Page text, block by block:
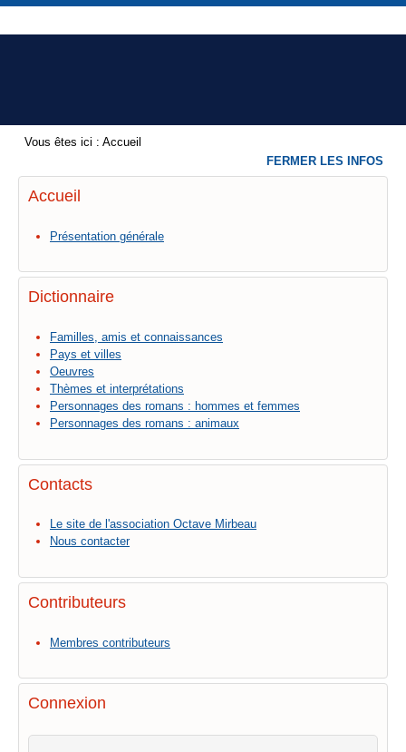
Vous êtes ici : Accueil
Accueil
Présentation générale
Dictionnaire
Familles, amis et connaissances
Pays et villes
Oeuvres
Thèmes et interprétations
Personnages des romans : hommes et femmes
Personnages des romans : animaux
Contacts
Le site de l'association Octave Mirbeau
Nous contacter
Contributeurs
Membres contributeurs
Connexion
FERMER LES INFOS